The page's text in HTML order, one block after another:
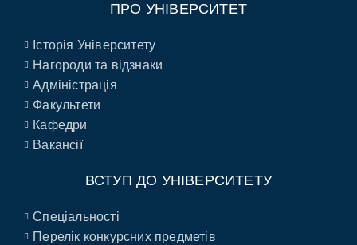
ПРО УНІВЕРСИТЕТ
Історія Університету
Нагороди та відзнаки
Адміністрація
Факультети
Кафедри
Вакансії
ВСТУП ДО УНІВЕРСИТЕТУ
Спеціальності
Перелік конкурсних предметів